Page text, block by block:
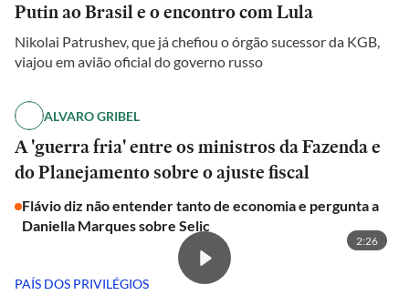
Putin ao Brasil e o encontro com Lula
Nikolai Patrushev, que já chefiou o órgão sucessor da KGB,
viajou em avião oficial do governo russo
ALVARO GRIBEL
A 'guerra fria' entre os ministros da Fazenda e
do Planejamento sobre o ajuste fiscal
Flávio diz não entender tanto de economia e pergunta a
Daniella Marques sobre Selic
2:26
PAÍS DOS PRIVILÉGIOS